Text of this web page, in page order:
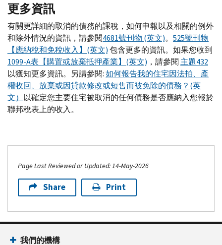
更多資訊
有關更詳細的取消的債務的課稅，如何申報以及相關的例外
和除外情況的資訊，請參閱4681號刊物 (英文)。 525號刊物
【應納稅和免稅收入】(英文)包含更多的資訊。如果您收到
1099-A表【購置或放棄抵押產業】(英文) ，請參閱 主題432
以獲知更多資訊。另請參閱:如何報告我的住宅因法拍、產
權收回、放棄或因貸款修改或短售而被免除的債務？(英
文） 以確定您主要住宅被取消的任何債務是否應納入您報於
聯邦稅表上的收入。
Page Last Reviewed or Updated: 14-May-2026
Share Print
我們的機構